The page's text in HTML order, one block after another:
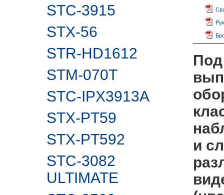
STC-3915
STX-56
STR-HD1612
STM-070T
STC-IPX3913A
STX-PT59
STX-PT592
STC-3082
ULTIMATE
Под
и